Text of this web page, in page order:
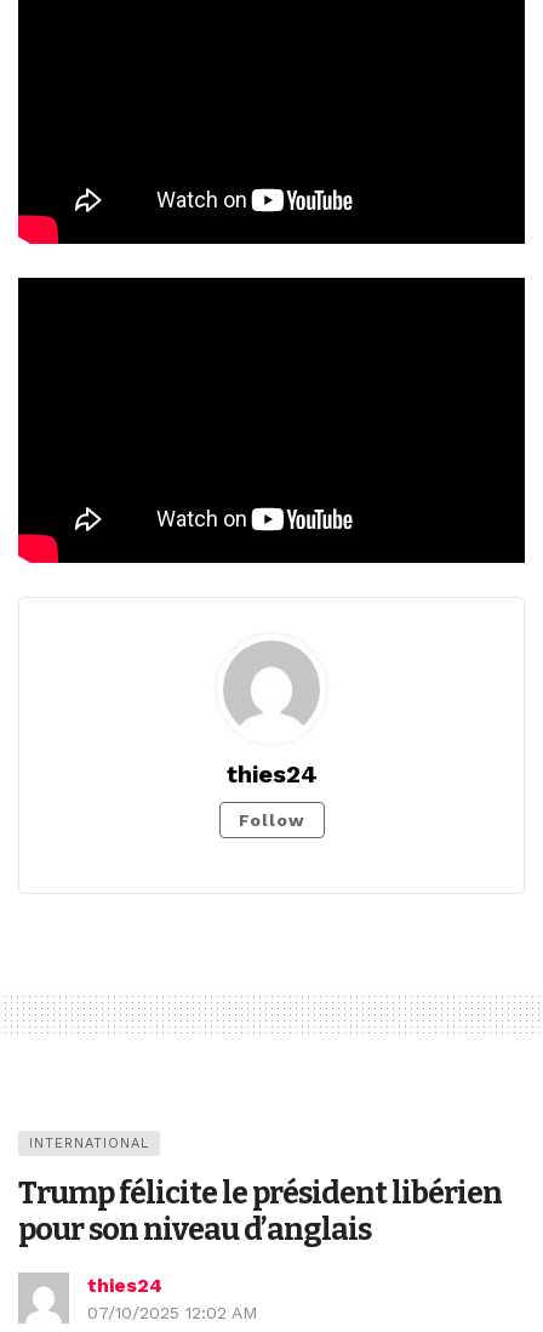
thies24
Follow
INTERNATIONAL
Trump félicite le président libérien
pour son niveau d’anglais
thies24
07/10/2025 12:02 AM